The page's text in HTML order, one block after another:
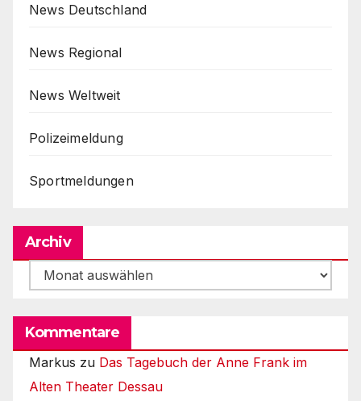
News Deutschland
News Regional
News Weltweit
Polizeimeldung
Sportmeldungen
Archiv
Archiv
Kommentare
Markus zu Das Tagebuch der Anne Frank im
Alten Theater Dessau